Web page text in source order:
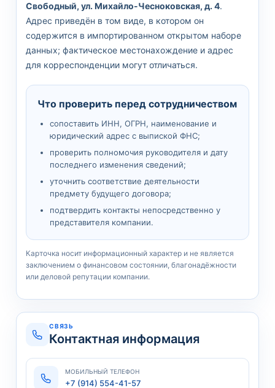
Свободный, ул. Михайло-Чесноковская, д. 4.
Адрес приведён в том виде, в котором он
содержится в импортированном открытом наборе
данных; фактическое местонахождение и адрес
для корреспонденции могут отличаться.
Что проверить перед сотрудничеством
сопоставить ИНН, ОГРН, наименование и
юридический адрес с выпиской ФНС;
проверить полномочия руководителя и дату
последнего изменения сведений;
уточнить соответствие деятельности
предмету будущего договора;
подтвердить контакты непосредственно у
представителя компании.
Карточка носит информационный характер и не является
заключением о финансовом состоянии, благонадёжности
или деловой репутации компании.
СВЯЗЬ
Контактная информация
МОБИЛЬНЫЙ ТЕЛЕФОН
+7 (914) 554-41-57